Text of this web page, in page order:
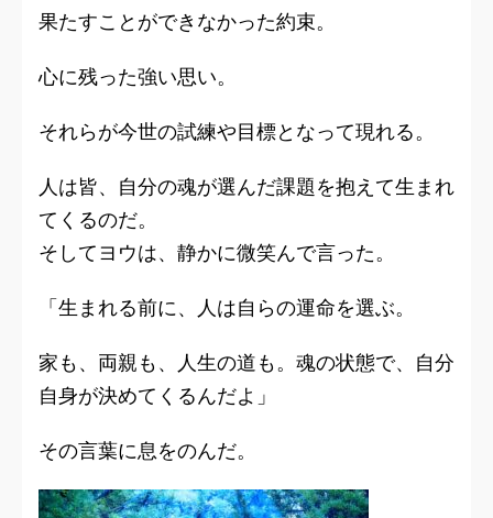
果たすことができなかった約束。
心に残った強い思い。
それらが今世の試練や目標となって現れる。
人は皆、自分の魂が選んだ課題を抱えて生まれ
てくるのだ。
そしてヨウは、静かに微笑んで言った。
「生まれる前に、人は自らの運命を選ぶ。
家も、両親も、人生の道も。魂の状態で、自分
自身が決めてくるんだよ」
その言葉に息をのんだ。